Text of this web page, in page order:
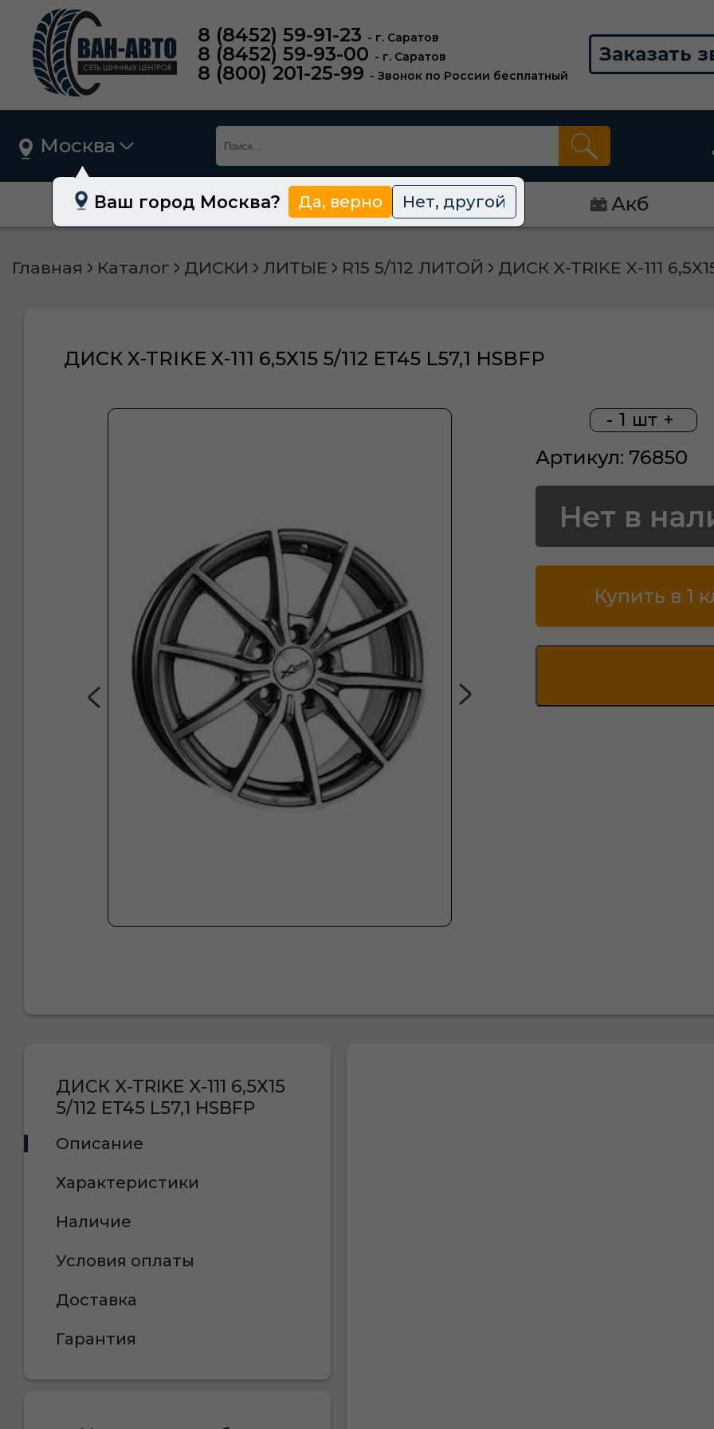
8 (8452) 59-91-23 - г. Саратов
8 (8452) 59-93-00 - г. Саратов
8 (800) 201-25-99 - Звонок по России бесплатный
Заказать
Москва
Ваш город Москва? Да, верно Нет, другой
О нас Шины Диски Акб
Главная Каталог ДИСКИ ЛИТЫЕ R15 5/112 ЛИТОЙ ДИСК X-TRIKE X-111
ДИСК X-TRIKE X-111 6,5Х15 5/112 ET45 L57,1 HSBFP
- 1 шт +
Артикул: 76850
Нет в
Купить в 1
ДИСК X-TRIKE X-111 6,5Х15
5/112 ET45 L57,1 HSBFP
Описание
Характеристики
Наличие
Условия оплаты
Доставка
Гарантия